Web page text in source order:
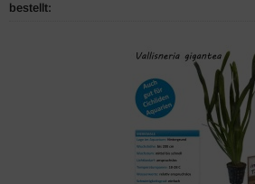
bestellt: